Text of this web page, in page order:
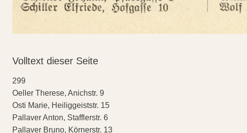
Volltext dieser Seite
299
Oeller Therese, Anichstr. 9
Osti Marie, Heiliggeiststr. 15
Pallaver Anton, Stafflerstr. 6
Pallaver Bruno, Körnerstr. 13